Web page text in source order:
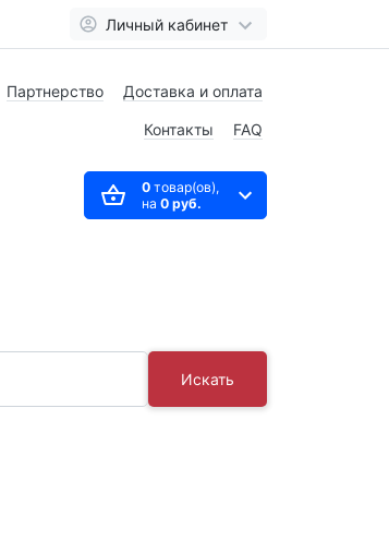
Личный кабинет
Партнерство Доставка и оплата
Контакты FAQ
0товар(ов),
на 0 руб.
Искать